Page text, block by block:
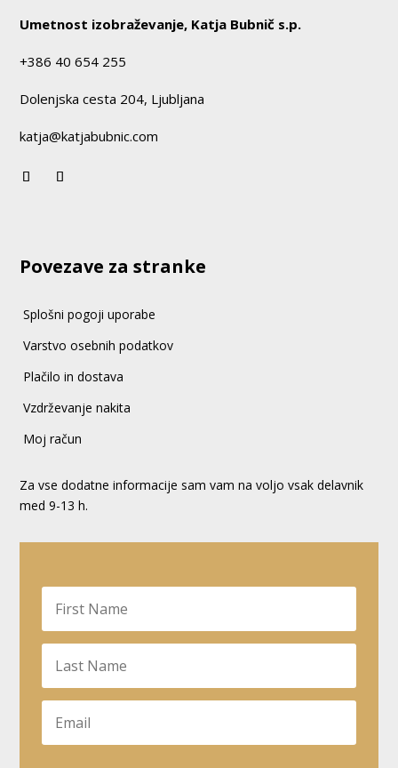
Umetnost izobraževanje, Katja Bubnič s.p.
+386 40 654 255
Dolenjska cesta 204, Ljubljana
katja@katjabubnic.com
Povezave za stranke
Splošni pogoji uporabe
Varstvo osebnih podatkov
Plačilo in dostava
Vzdrževanje nakita
Moj račun
Za vse dodatne informacije sam vam na voljo vsak delavnik
med 9-13 h.